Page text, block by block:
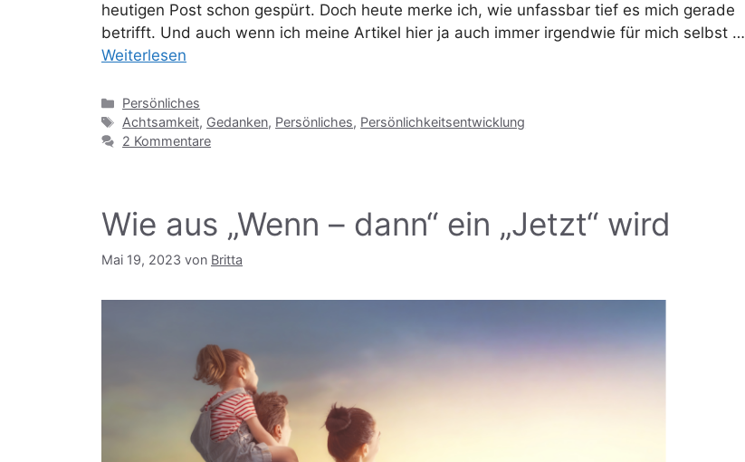
heutigen Post schon gespürt. Doch heute merke ich, wie unfassbar tief es mich gerade
betrifft. Und auch wenn ich meine Artikel hier ja auch immer irgendwie für mich selbst …
Weiterlesen
Kategorien
Persönliches
Schlagwörter
Achtsamkeit, Gedanken, Persönliches, Persönlichkeitsentwicklung
2 Kommentare
Wie aus „Wenn – dann“ ein „Jetzt“ wird
Mai 19, 2023 von Britta